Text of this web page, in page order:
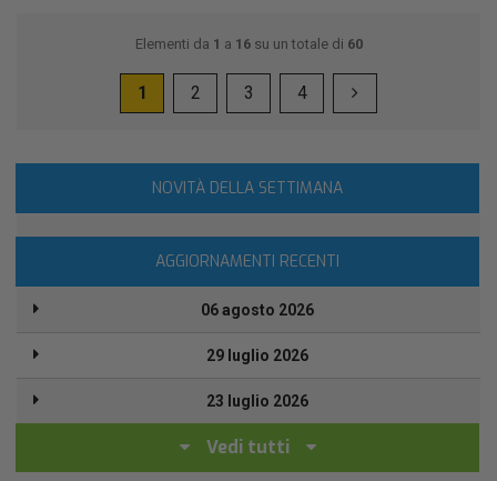
Elementi da 1 a 16su un totale di 60
1 2 3 4
NOVITÀ DELLA SETTIMANA
AGGIORNAMENTI RECENTI
06 agosto 2026
29 luglio 2026
23 luglio 2026
Vedi tutti